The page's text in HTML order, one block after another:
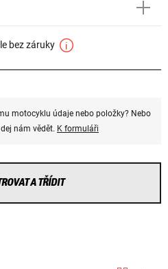
bez záruky
motocyklu údaje nebo položky? Nebo
nám vědět. K formuláři
A TŘÍDIT